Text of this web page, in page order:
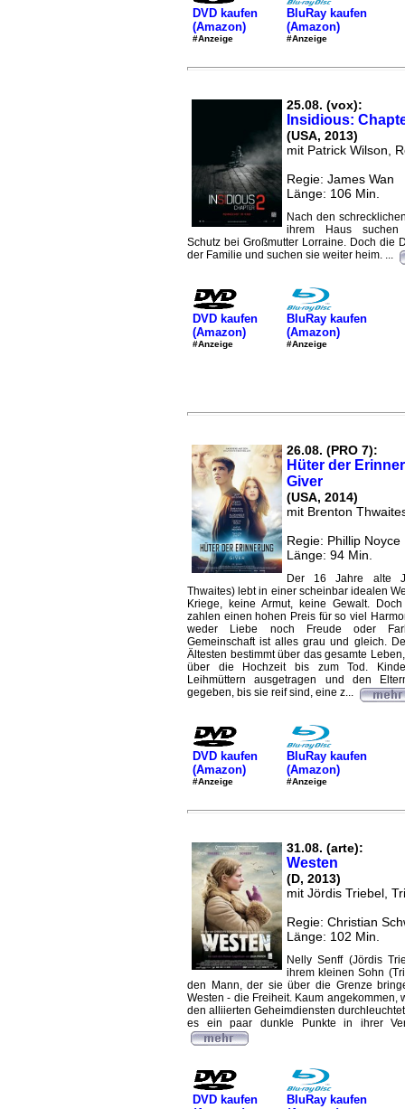
DVD kaufen
(Amazon)
#Anzeige
BluRay kaufen
(Amazon)
#Anzeige
25.08. (vox):
Insidious:
(USA, 2013)
mit Patrick Wilson,
Regie: James Wan
Länge: 106 Min.
Nach den
ihrem Haus suchen
Schutz bei Großmutter Lorraine. Doch die
der Familie und suchen sie weiter heim. ...
DVD kaufen
(Amazon)
#Anzeige
BluRay kaufen
(Amazon)
#Anzeige
26.08. (PRO 7):
Hüter der
Giver
(USA, 2014)
mit Brenton
Regie: Phillip Noyce
Länge: 94 Min.
Der 16 Jahre alte
Thwaites) lebt in einer scheinbar idealen
Kriege, keine Armut, keine Gewalt.
zahlen einen hohen Preis für so viel
weder Liebe noch Freude oder
Gemeinschaft ist alles grau und gleich.
Ältesten bestimmt über das gesamte
über die Hochzeit bis zum Tod.
Leihmüttern ausgetragen und den
gegeben, bis sie reif sind, eine z...
DVD kaufen
(Amazon)
#Anzeige
BluRay kaufen
(Amazon)
#Anzeige
31.08. (arte):
Westen
(D, 2013)
mit Jördis Triebel,
Regie: Christian
Länge: 102 Min.
Nelly Senff (Jördis
ihrem kleinen Sohn
den Mann, der sie über die Grenze
Westen - die Freiheit. Kaum angekommen,
den alliierten Geheimdiensten
es ein paar dunkle Punkte in ihrer
DVD kaufen
BluRay kaufen